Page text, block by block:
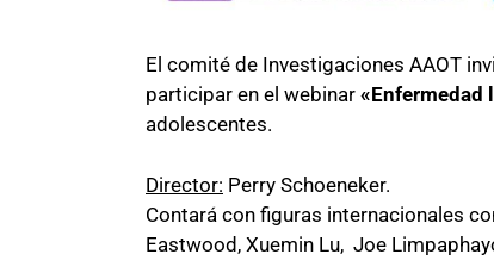
El comité de Investigaciones AAOT
participar en el webinar «Enfermedad
adolescentes.
Director: Perry Schoeneker.
Contará con figuras internacionales
Eastwood, Xuemin Lu, Joe